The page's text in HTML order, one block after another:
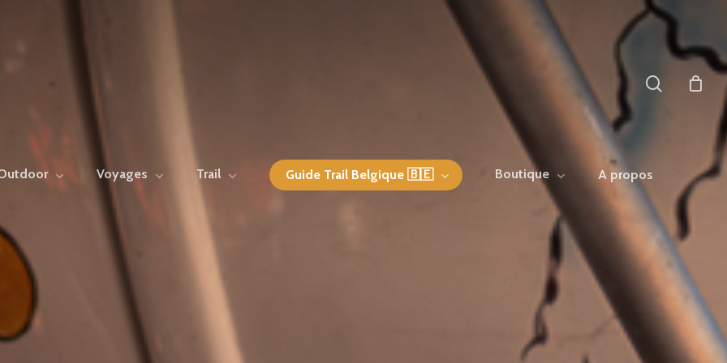
search
Voyages Trail Guide Trail Belgique 🇧🇪 Boutique A propos